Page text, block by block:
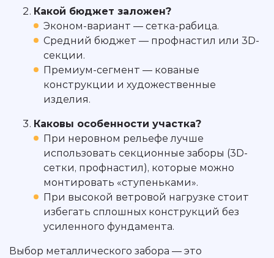
Какой бюджет заложен?
Эконом-вариант — сетка-рабица.
Средний бюджет — профнастил или 3D-
секции.
Премиум-сегмент — кованые
конструкции и художественные
изделия.
Каковы особенности участка?
При неровном рельефе лучше
использовать секционные заборы (3D-
сетки, профнастил), которые можно
монтировать «ступеньками».
При высокой ветровой нагрузке стоит
избегать сплошных конструкций без
усиленного фундамента.
Выбор металлического забора — это